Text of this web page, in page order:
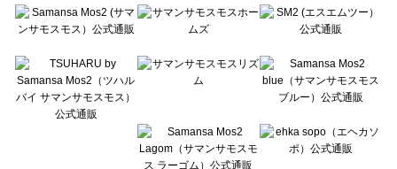
Te chichi（テチチ）の一覧
Te chichi CLASSIC（テチチ クラシック）の一覧
Lugnoncure（ルノンキュール）の一覧
BETTY'S BLUE（べティーズブルー）の一覧
Wpc.（ワールドパーティー）の一覧